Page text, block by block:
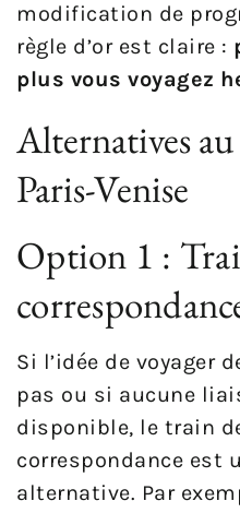
modification de
règle d’or est claire :
plus vous voyagez
Alternatives
Paris-Venise
Option 1 :
Si l’idée de voyager
pas ou si aucune
disponible, le train
correspondance est
alternative. Par